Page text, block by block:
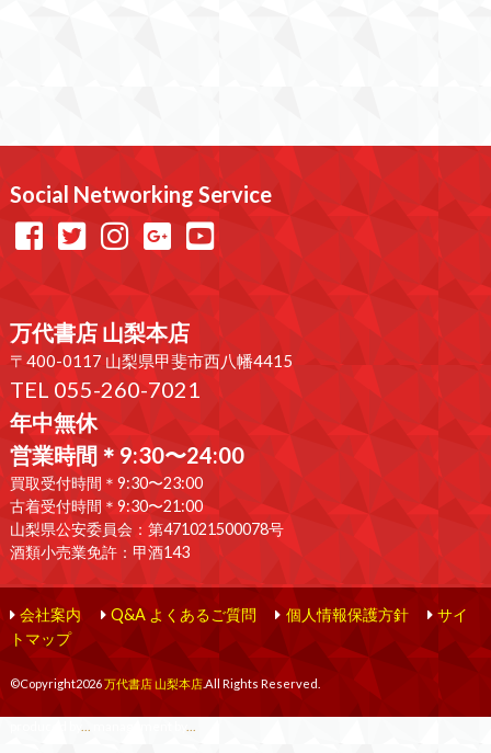
Social Networking Service
万代書店 山梨本店
〒400-0117 山梨県甲斐市西八幡4415
TEL 055-260-7021
年中無休
営業時間＊9:30〜24:00
買取受付時間＊9:30〜23:00
古着受付時間＊9:30〜21:00
山梨県公安委員会：第471021500078号
酒類小売業免許：甲酒143
会社案内 Q&A よくあるご質問 個人情報保護方針
サイ
トマップ
©Copyright2026万代書店 山梨本店.All Rights Reserved.
... ...